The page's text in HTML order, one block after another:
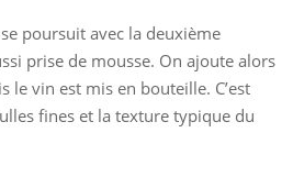
poursuit avec la deuxième
prise de mousse. On ajoute alors
le vin est mis en bouteille. C’est
fines et la texture typique du